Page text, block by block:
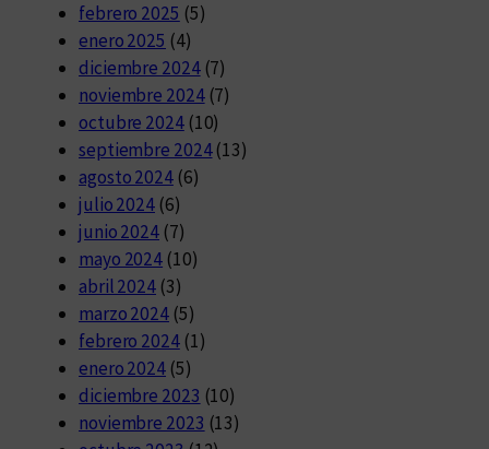
febrero 2025 (5)
enero 2025 (4)
diciembre 2024(7)
noviembre 2024(7)
octubre 2024(10)
septiembre 2024(13)
agosto 2024(6)
julio 2024 (6)
junio 2024 (7)
mayo 2024 (10)
abril 2024 (3)
marzo 2024 (5)
febrero 2024(1)
enero 2024 (5)
diciembre 2023 (10)
noviembre 2023 (13)